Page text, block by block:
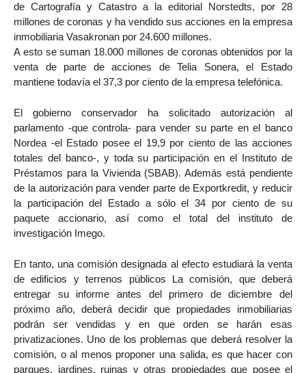
de Cartografía y Catastro a la editorial Norstedts, por 28
millones de coronas y ha vendido sus acciones en la empresa
inmobiliaria Vasakronan por 24.600 millones.
A esto se suman 18.000 millones de coronas obtenidos por la
venta de parte de acciones de Telia Sonera, el Estado
mantiene todavía el 37,3 por ciento de la empresa telefónica.
El gobierno conservador ha solicitado autorización al
parlamento -que controla- para vender su parte en el banco
Nordea -el Estado posee el 19,9 por ciento de las acciones
totales del banco-, y toda su participación en el Instituto de
Préstamos para la Vivienda (SBAB). Además está pendiente
de la autorización para vender parte de Exportkredit, y reducir
la participación del Estado a sólo el 34 por ciento de su
paquete accionario, así como el total del instituto de
investigación Imego.
En tanto, una comisión designada al efecto estudiará la venta
de edificios y terrenos públicos La comisión, que deberá
entregar su informe antes del primero de diciembre del
próximo año, deberá decidir que propiedades inmobiliarias
podrán ser vendidas y en que orden se harán esas
privatizaciones. Uno de los problemas que deberá resolver la
comisión, o al menos proponer una salida, es que hacer con
parques, jardines, ruinas y otras propiedades que posee el